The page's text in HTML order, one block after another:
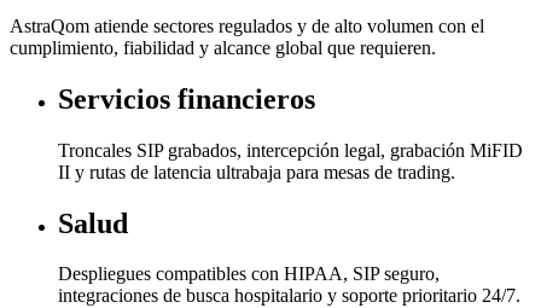
AstraQom atiende sectores regulados y de alto volumen con el
cumplimiento, fiabilidad y alcance global que requieren.
Servicios financieros
Troncales SIP grabados, intercepción legal, grabación MiFID
II y rutas de latencia ultrabaja para mesas de trading.
Salud
Despliegues compatibles con HIPAA, SIP seguro,
integraciones de busca hospitalario y soporte prioritario 24/7.